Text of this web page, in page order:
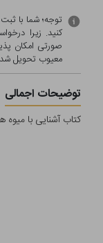
توجه؛ شما با
کنید. زیرا
صورتی امکان
معيوب تحویل
توضیحات اجمالی
کتاب آشنایی با میوه